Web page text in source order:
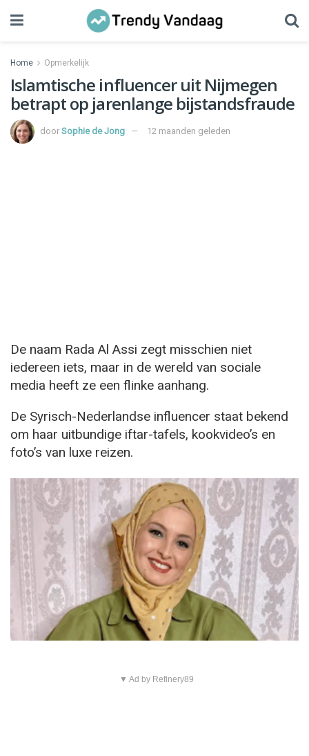
Home Opmerkelijk
Islamtische influencer uit Nijmegen
betrapt op jarenlange bijstandsfraude
door Sophie de Jong 12 maanden geleden
De naam Rada Al Assi zegt misschien niet
iedereen iets, maar in de wereld van sociale
media heeft ze een flinke aanhang.
De Syrisch-Nederlandse influencer staat bekend
om haar uitbundige iftar-tafels, kookvideo’s en
foto’s van luxe reizen.
▼ Ad by Refinery89